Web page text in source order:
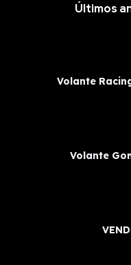
Últimos
Volante
Volante